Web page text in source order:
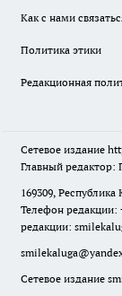
Как с нами
Политика этики
Редакционная
Сетевое издание
Главный редактор:
169309,
Телефон редакции:
редакции:
Сетевое издание